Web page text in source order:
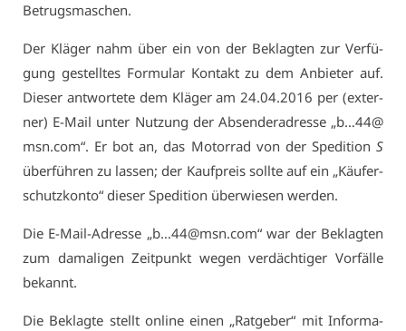
Be­trugs­ma­schen.
Der Klä­ger nahm über ein von der Be­klag­ten zur Ver­fü­
gung ge­stell­tes For­mu­lar Kon­takt zu dem An­bie­ter auf.
Die­ser ant­wor­te­te dem Klä­ger am 24.04.2016 per (ex­ter­
ner) E-Mail un­ter Nut­zung der Ab­sen­de­r­adres­se „b…44@​
msn.​com“. Er bot an, das Mo­tor­rad von der Spe­di­ti­on S
über­füh­ren zu las­sen; der Kauf­preis soll­te auf ein „Käu­fer­
schutz­kon­to“ die­ser Spe­di­ti­on über­wie­sen wer­den.
Die E-Mail-Adres­se „b…44@​msn.​com“ war der Be­klag­ten
zum da­ma­li­gen Zeit­punkt we­gen ver­däch­ti­ger Vor­fäl­le
be­kannt.
Die Be­klag­te stellt on­line ei­nen „Rat­ge­ber“ mit In­for­ma­